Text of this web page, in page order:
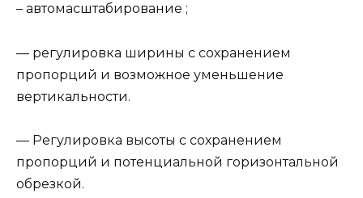
– автомасштабирование ;
— регулировка ширины с сохранением
пропорций и возможное уменьшение
вертикальности.
— Регулировка высоты с сохранением
пропорций и потенциальной горизонтальной
обрезкой.